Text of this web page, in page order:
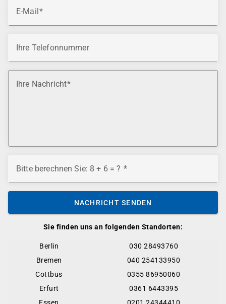
Sie finden uns an folgenden Standorten:
Berlin
030 28493760
Bremen
040 254133950
Cottbus
0355 86950060
Erfurt
0361 6443395
E-Mail
Ihre Telefonnummer
Ihre Nachricht
Bitte berechnen Sie: 8 + 6 = ?
NACHRICHT SENDEN